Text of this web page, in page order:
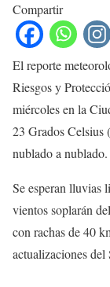
Compartir
El reporte
Riesgos y
miércoles en la
23 Grados Celsius
nublado a nublado.
Se esperan lluvias
vientos soplarán
con rachas de 40
actualizaciones